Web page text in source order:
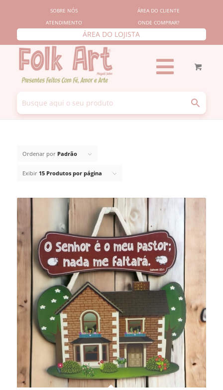
SOBRE NÓS
ÁREA DO CLIENTE
ATENDIMENTO
ONDE COMPRAR?
ÁREA DO LOJISTA
Ordenar por Padrão
Exibir 15 Produtos por página